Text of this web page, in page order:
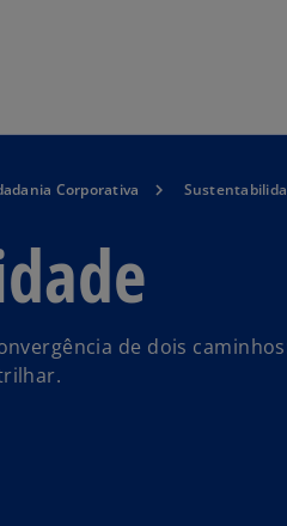
Corporativa
de dois